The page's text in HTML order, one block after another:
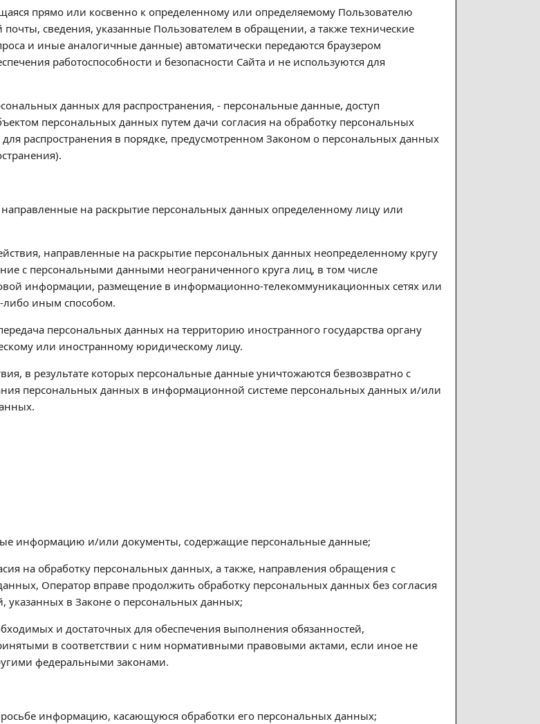
прямо или косвенно к определенному или определяемому Пользователю
сведения, указанные Пользователем в обращении, а также технические
и иные аналогичные данные) автоматически передаются браузером
работоспособности и безопасности Сайта и не используются для
данных для распространения, - персональные данные, доступ
персональных данных путем дачи согласия на обработку персональных
распространения в порядке, предусмотренном Законом о персональных данных
на раскрытие персональных данных определенному лицу или
направленные на раскрытие персональных данных неопределенному кругу
с персональными данными неограниченного круга лиц, в том числе
информации, размещение в информационно-телекоммуникационных сетях или
либо иным способом.
персональных данных на территорию иностранного государства органу
или иностранному юридическому лицу.
в результате которых персональные данные уничтожаются безвозвратно с
персональных данных в информационной системе персональных данных и/или
информацию и/или документы, содержащие персональные данные;
на обработку персональных данных, а также, направления обращения с
Оператор вправе продолжить обработку персональных данных без согласия
в Законе о персональных данных;
и достаточных для обеспечения выполнения обязанностей,
в соответствии с ним нормативными правовыми актами, если иное не
федеральными законами.
информацию, касающуюся обработки его персональных данных;